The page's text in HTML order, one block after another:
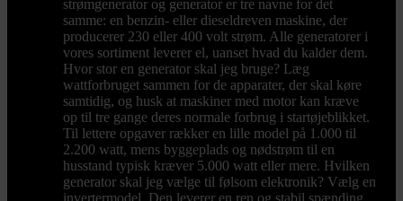
strømgenerator og generator er tre navne for det
samme: en benzin- eller dieseldreven maskine, der
producerer 230 eller 400 volt strøm. Alle generatorer i
vores sortiment leverer el, uanset hvad du kalder dem.
Hvor stor en generator skal jeg bruge? Læg
wattforbruget sammen for de apparater, der skal køre
samtidig, og husk at maskiner med motor kan kræve
op til tre gange deres normale forbrug i startøjeblikket.
Til lettere opgaver rækker en lille model på 1.000 til
2.200 watt, mens byggeplads og nødstrøm til en
husstand typisk kræver 5.000 watt eller mere. Hvilken
generator skal jeg vælge til følsom elektronik? Vælg en
invertermodel. Den leverer en ren og stabil spænding